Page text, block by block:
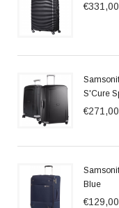
€331,00
S'Cure
€271,00
Blue
€129,00